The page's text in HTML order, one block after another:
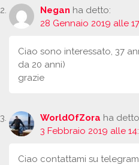
Negan ha detto:
28 Gennaio 2019 alle
Ciao sono interessato, 37
da 20 anni)
grazie
WorldOfZora ha
3 Febbraio 2019 alle
Ciao contattami su